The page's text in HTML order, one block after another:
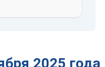
2025 года